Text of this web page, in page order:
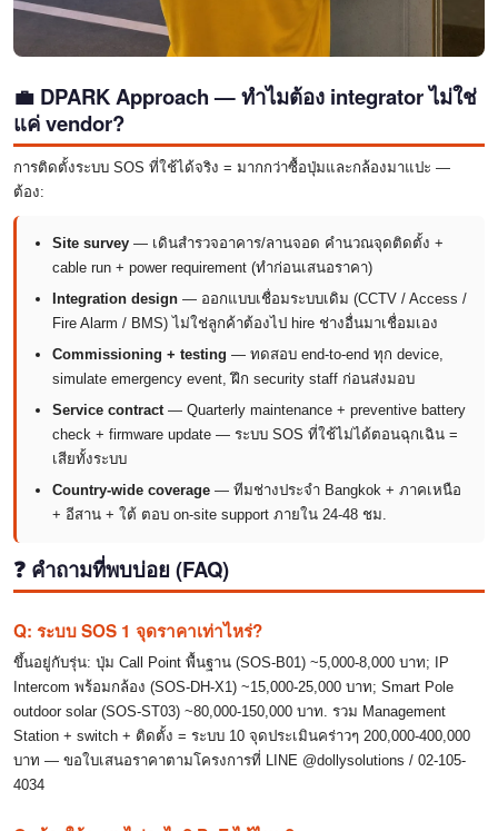
💼 DPARK Approach — ทำไมต้อง integrator ไม่ใช่
แค่ vendor?
การติดตั้งระบบ SOS ที่ใช้ได้จริง = มากกว่าซื้อปุ่มและกล้องมาแปะ —
ต้อง:
Site survey — เดินสำรวจอาคาร/ลานจอด คำนวณจุดติดตั้ง +
cable run + power requirement (ทำก่อนเสนอราคา)
Integration design — ออกแบบเชื่อมระบบเดิม (CCTV / Access /
Fire Alarm / BMS) ไม่ใช่ลูกค้าต้องไป hire ช่างอื่นมาเชื่อมเอง
Commissioning + testing — ทดสอบ end-to-end ทุก device,
simulate emergency event, ฝึก security staff ก่อนส่งมอบ
Service contract— Quarterly maintenance + preventive battery
check + firmware update — ระบบ SOS ที่ใช้ไม่ได้ตอนฉุกเฉิน =
เสียทั้งระบบ
Country-wide coverage — ทีมช่างประจำ Bangkok + ภาคเหนือ
+ อีสาน + ใต้ ตอบ on-site support ภายใน 24-48 ชม.
❓ คำถามที่พบบ่อย (FAQ)
Q: ระบบ SOS 1 จุดราคาเท่าไหร่?
ขึ้นอยู่กับรุ่น: ปุ่ม Call Point พื้นฐาน (SOS-B01) ~5,000-8,000 บาท; IP
Intercom พร้อมกล้อง (SOS-DH-X1) ~15,000-25,000 บาท; Smart Pole
outdoor solar (SOS-ST03) ~80,000-150,000 บาท. รวม Management
Station + switch + ติดตั้ง = ระบบ 10 จุดประเมินคร่าวๆ 200,000-400,000
บาท — ขอใบเสนอราคาตามโครงการที่ LINE @dollysolutions / 02-105-
4034